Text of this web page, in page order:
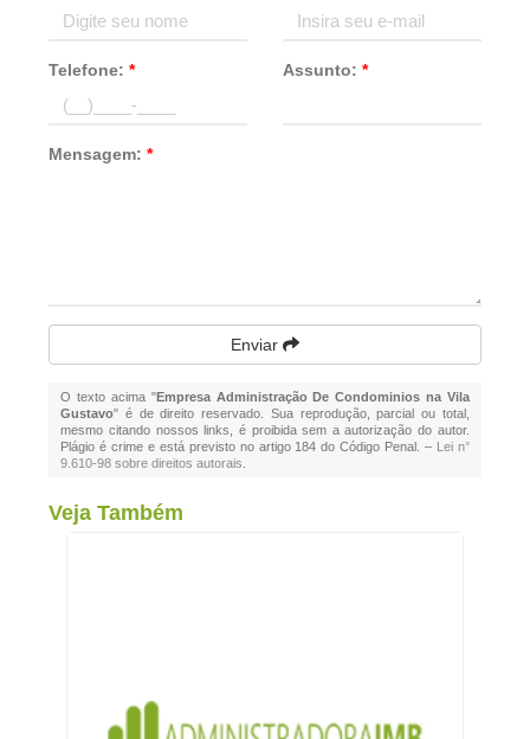
Telefone:* Assunto: *
Mensagem:*
Enviar
O texto acima "Empresa Administração De Condominios na Vila
Gustavo" é de direito reservado. Sua reprodução, parcial ou total,
mesmo citando nossos links, é proibida sem a autorização do autor.
Plágio é crime e está previsto no artigo 184 do Código Penal. – Lei n°
9.610-98 sobre direitos autorais
Veja Também